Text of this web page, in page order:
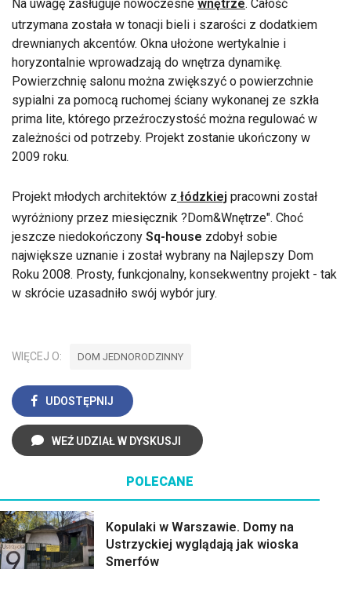
Na uwagę zasługuje nowoczesne wnętrze. Całość
utrzymana została w tonacji bieli i szarości z dodatkiem
drewnianych akcentów. Okna ułożone wertykalnie i
horyzontalnie wprowadzają do wnętrza dynamikę.
Powierzchnię salonu można zwiększyć o powierzchnie
sypialni za pomocą ruchomej ściany wykonanej ze szkła
prima lite, którego przeźroczystość można regulować w
zależności od potrzeby. Projekt zostanie ukończony w
2009 roku.
Projekt młodych architektów z łódzkiej pracowni został
wyróżniony przez miesięcznik ?Dom&Wnętrze". Choć
jeszcze niedokończony Sq-house zdobył sobie
największe uznanie i został wybrany na Najlepszy Dom
Roku 2008. Prosty, funkcjonalny, konsekwentny projekt - tak
w skrócie uzasadniło swój wybór jury.
WIĘCEJ O: DOM JEDNORODZINNY
UDOSTĘPNIJ
WEŹ UDZIAŁ W DYSKUSJI
POLECANE
Kopulaki w Warszawie. Domy na
Ustrzyckiej wyglądają jak wioska
Smerfów